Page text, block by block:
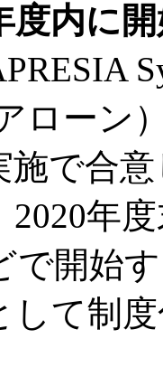
度内に
ローン
施で合
2020年
で開始
して制